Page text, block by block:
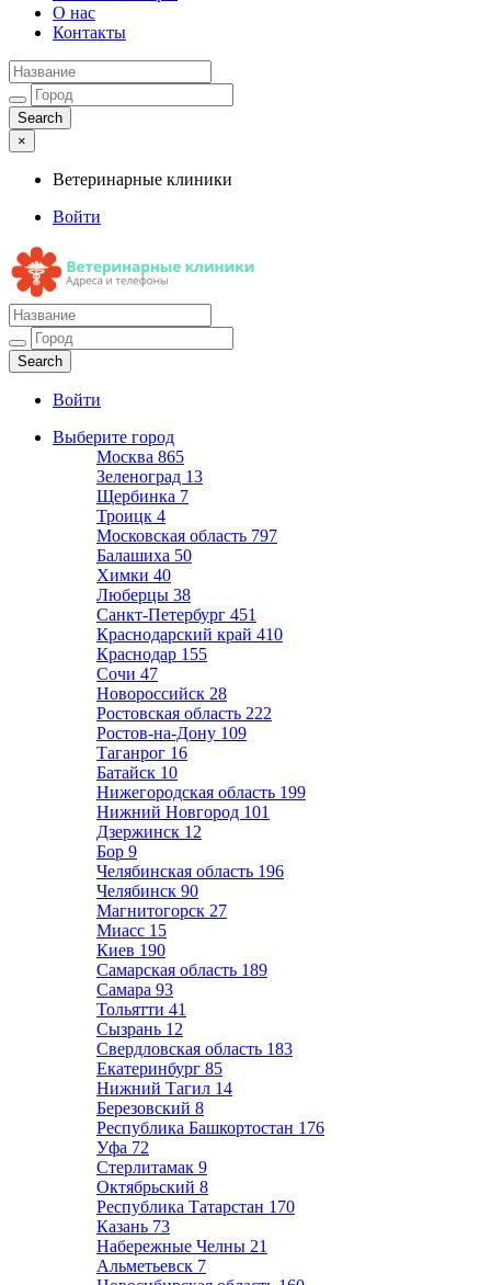
О нас
Контакты
×
Ветеринарные клиники
Войти
Ветеринарные клиники
Адреса и телефоны
Войти
Выберите город
Москва 865
Зеленоград 13
Щербинка 7
Троицк 4
Московская область 797
Балашиха 50
Химки 40
Люберцы 38
Санкт-Петербург 451
Краснодарский край 410
Краснодар 155
Сочи 47
Новороссийск 28
Ростовская область 222
Ростов-на-Дону 109
Таганрог 16
Батайск 10
Нижегородская область 199
Нижний Новгород 101
Дзержинск 12
Бор 9
Челябинская область 196
Челябинск 90
Магнитогорск 27
Миасс 15
Киев 190
Самарская область 189
Самара 93
Тольятти 41
Сызрань 12
Свердловская область 183
Екатеринбург 85
Нижний Тагил 14
Березовский 8
Республика Башкортостан 176
Уфа 72
Стерлитамак 9
Октябрьский 8
Республика Татарстан 170
Казань 73
Набережные Челны 21
Альметьевск 7